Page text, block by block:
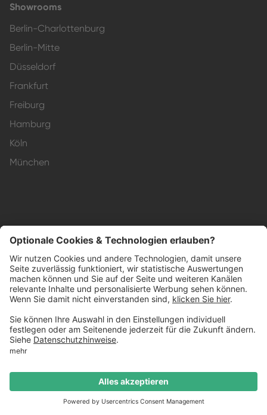
Showrooms
Berlin-Charlottenburg
Berlin-Mitte
Düsseldorf
Frankfurt
Freiburg
Hamburg
Köln
München
Impressum
Datenschutzerklärung
AGB
2026
Termin buchen